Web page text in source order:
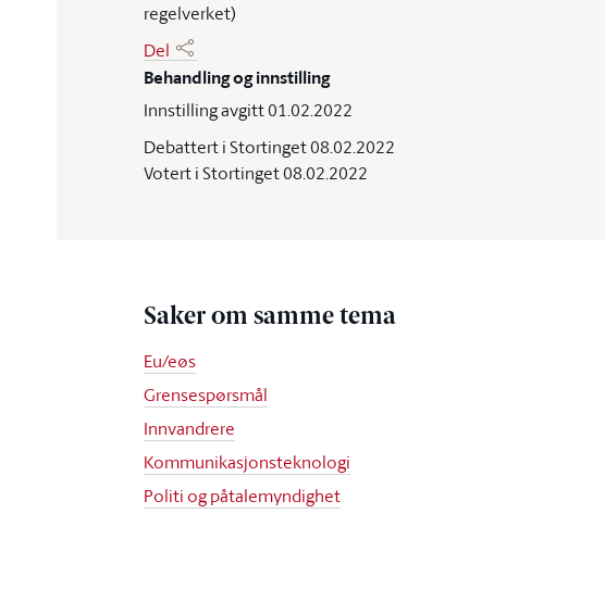
regelverket)
Del
Behandling og innstilling
Innstilling avgitt 01.02.2022
Debattert i Stortinget 08.02.2022
Votert i Stortinget 08.02.2022
Saker om samme tema
Eu/eøs
Grensespørsmål
Innvandrere
Kommunikasjonsteknologi
Politi og påtalemyndighet